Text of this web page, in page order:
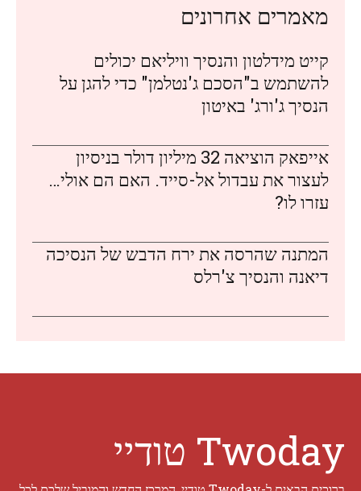
מאמרים אחרונים
קייט מידלטון והנסיך וויליאם יכולים
להשתמש ב"הסכם ג'נטלמן" כדי להגן על
הנסיך ג'ורג' באיטון
אייפאק הוציאה 32 מיליון דולר בניסיון
לעצור את עבדול אל-סייד. האם הם אולי…
עזרו לו?
המתנה שהרסה את ירח הדבש של הנסיכה
דיאנה והנסיך צ'רלס
Twoday טודיי